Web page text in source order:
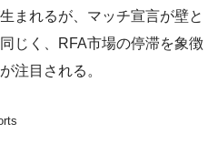
まれるが、マッチ宣言が壁と
じく、RFA市場の停滞を象徴
注目される。